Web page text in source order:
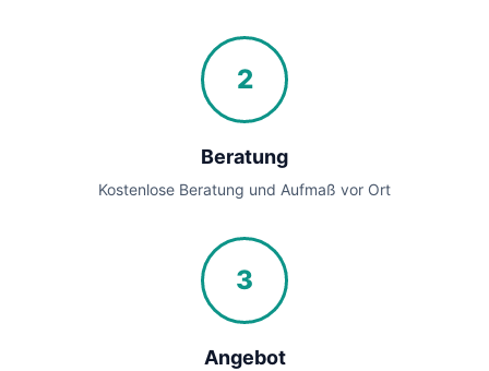
2
Beratung
Kostenlose Beratung und Aufmaß vor Ort
3
Angebot